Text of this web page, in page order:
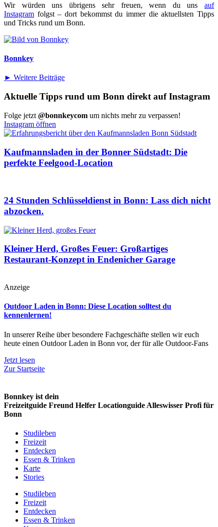
Wir würden uns übrigens sehr freuen, wenn du uns auf
Instagram folgst – dort bekommst du immer die aktuellsten Tipps
und Tricks rund um Bonn.
Bonnkey
► Weitere Beiträge
Aktuelle Tipps rund um Bonn direkt auf Instagram
Folge jetzt @bonnkeycom um nichts mehr zu verpassen!
Instagram öffnen
Kaufmannsladen in der Bonner Südstadt: Die
perfekte Feelgood-Location
24 Stunden Schlüsseldienst in Bonn: Lass dich nicht
abzocken.
Kleiner Herd, Großes Feuer: Großartiges
Restaurant-Konzept in Endenicher Garage
Anzeige
Outdoor Laden in Bonn: Diese Location solltest du
kennenlernen!
In unserer Reihe über besondere Fachgeschäfte stellen wir euch
heute einen Outdoor Laden in Bonn vor, der für alle Outdoor-Fans
Jetzt lesen
Zur Startseite
Bonnkey ist dein
Freizeitguide Freund Helfer Locationguide Alleswisser Profi für
Bonn
Studileben
Freizeit
Entdecken
Essen & Trinken
Karte
Stories
Studileben
Freizeit
Entdecken
Essen & Trinken